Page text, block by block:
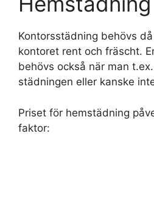
Kontorsstädning behövs
kontoret rent och fräscht.
behövs också när man
städningen eller kanske
Priset för hemstädning
faktor: